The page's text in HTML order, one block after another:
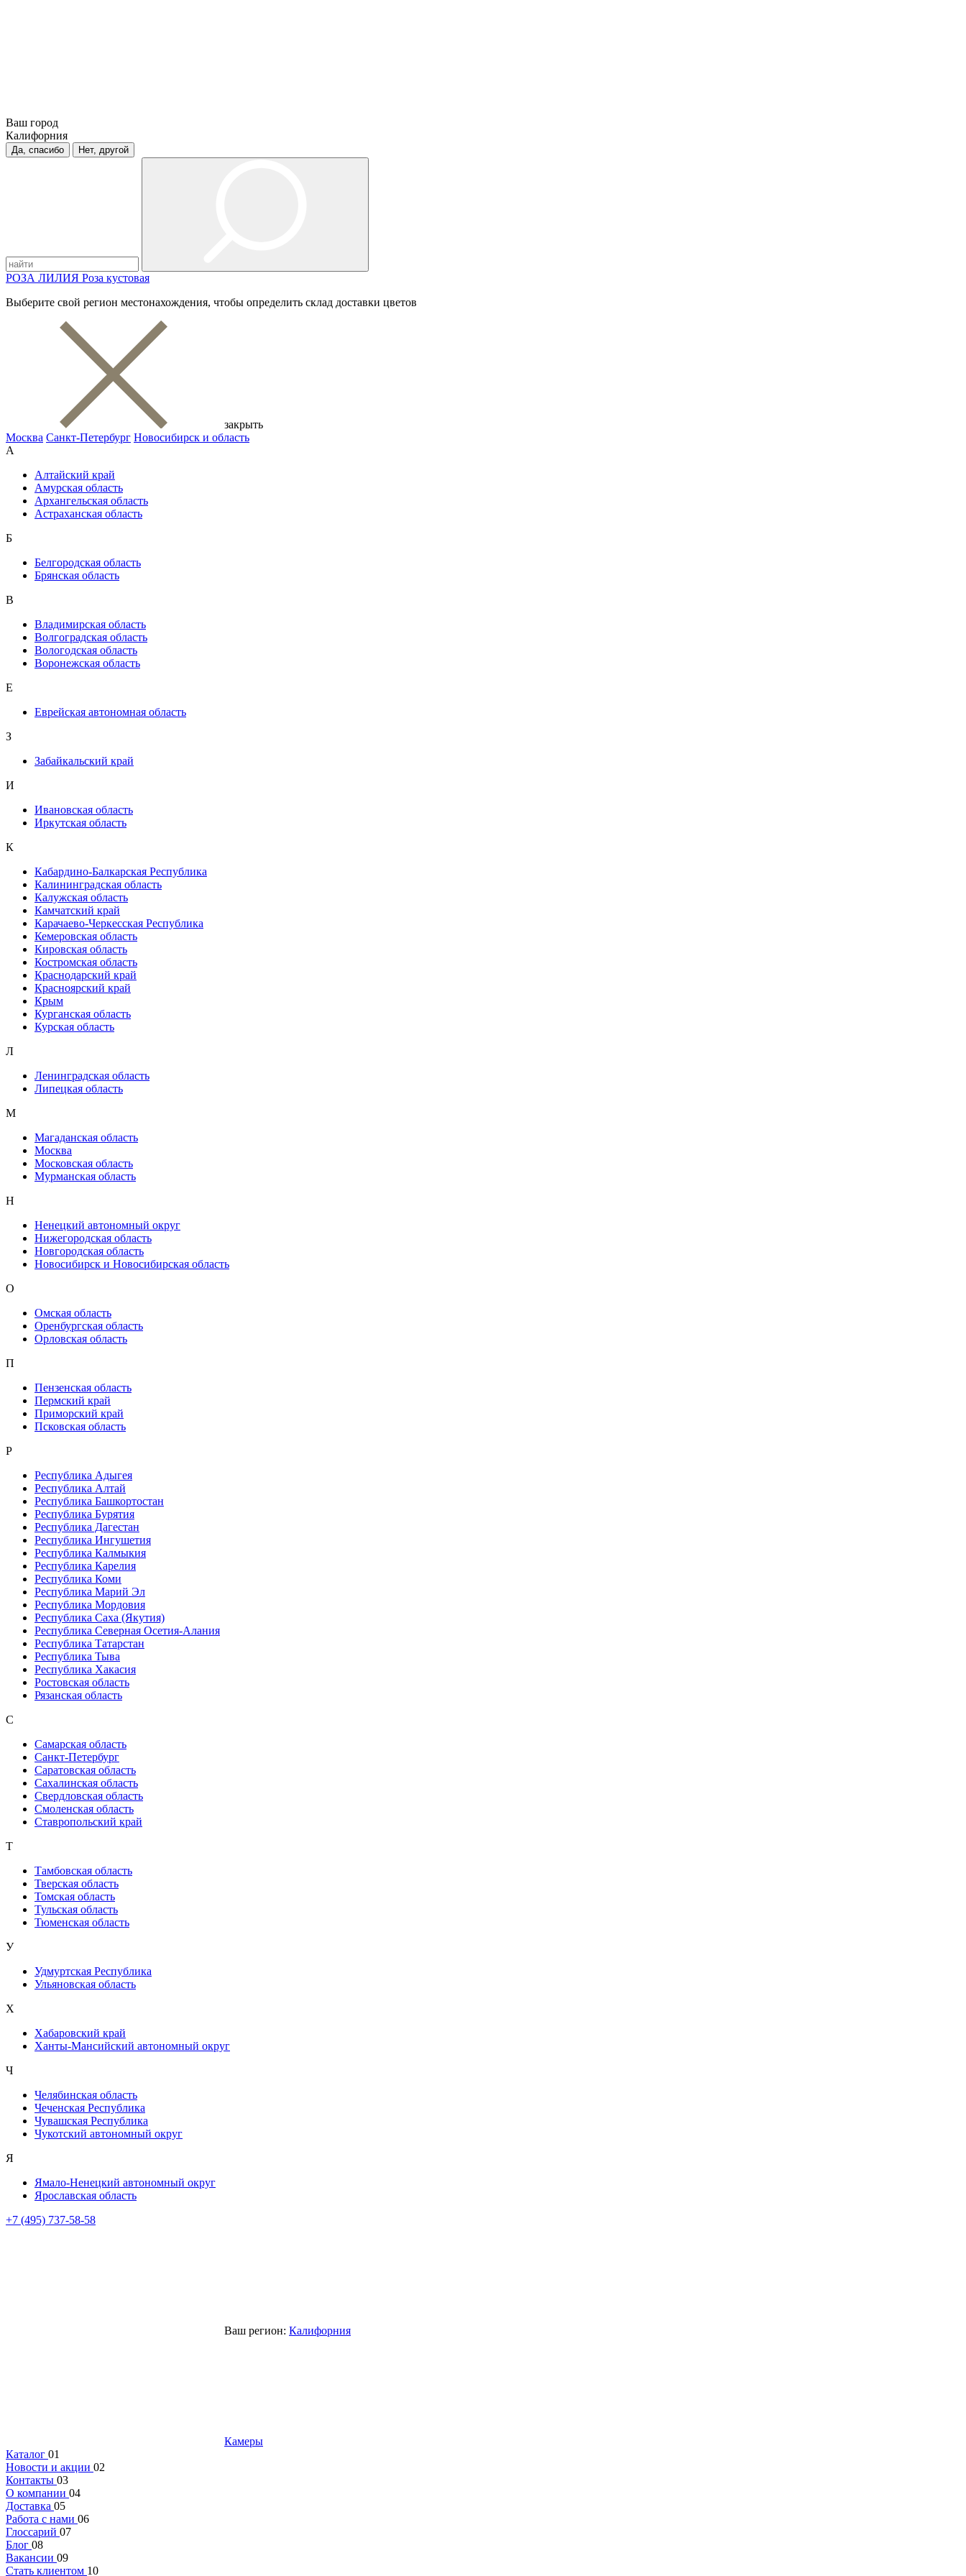
Ваш город
Калифорния
Да, спасибо Нет, другой
РОЗА ЛИЛИЯ Роза кустовая
Выберите свой регион местонахождения, чтобы определить склад доставки цветов
закрыть
Москва Санкт-Петербург Новосибирск и область
А
Алтайский край
Амурская область
Архангельская область
Астраханская область
Б
Белгородская область
Брянская область
В
Владимирская область
Волгоградская область
Вологодская область
Воронежская область
Е
Еврейская автономная область
З
Забайкальский край
И
Ивановская область
Иркутская область
К
Кабардино-Балкарская Республика
Калининградская область
Калужская область
Камчатский край
Карачаево-Черкесская Республика
Кемеровская область
Кировская область
Костромская область
Краснодарский край
Красноярский край
Крым
Курганская область
Курская область
Л
Ленинградская область
Липецкая область
М
Магаданская область
Москва
Московская область
Мурманская область
Н
Ненецкий автономный округ
Нижегородская область
Новгородская область
Новосибирск и Новосибирская область
О
Омская область
Оренбургская область
Орловская область
П
Пензенская область
Пермский край
Приморский край
Псковская область
Р
Республика Адыгея
Республика Алтай
Республика Башкортостан
Республика Бурятия
Республика Дагестан
Республика Ингушетия
Республика Калмыкия
Республика Карелия
Республика Коми
Республика Марий Эл
Республика Мордовия
Республика Саха (Якутия)
Республика Северная Осетия-Алания
Республика Татарстан
Республика Тыва
Республика Хакасия
Ростовская область
Рязанская область
С
Самарская область
Санкт-Петербург
Саратовская область
Сахалинская область
Свердловская область
Смоленская область
Ставропольский край
Т
Тамбовская область
Тверская область
Томская область
Тульская область
Тюменская область
У
Удмуртская Республика
Ульяновская область
Х
Хабаровский край
Ханты-Мансийский автономный округ
Ч
Челябинская область
Чеченская Республика
Чувашская Республика
Чукотский автономный округ
Я
Ямало-Ненецкий автономный округ
Ярославская область
+7 (495) 737-58-58
Ваш регион: Калифорния
Камеры
Каталог 01
Новости и акции 02
Контакты 03
О компании 04
Доставка 05
Работа с нами 06
Глоссарий 07
Блог 08
Вакансии 09
Стать клиентом 10